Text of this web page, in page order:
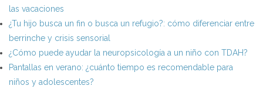
las vacaciones
¿Tu hijo busca un fin o busca un refugio?: cómo diferenciar entre
berrinche y crisis sensorial
¿Cómo puede ayudar la neuropsicología a un niño con TDAH?
Pantallas en verano: ¿cuánto tiempo es recomendable para
niños y adolescentes?